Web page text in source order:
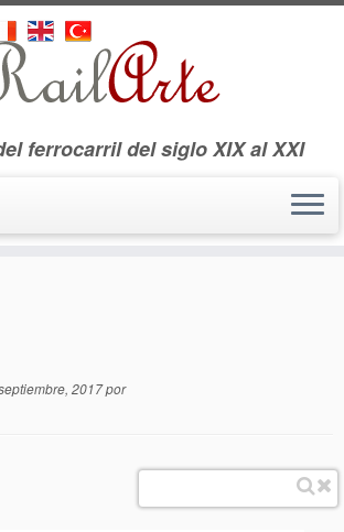
ferrocarril del siglo XIX al XXI
2017por